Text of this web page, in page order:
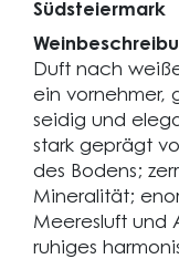
Südsteiermark
Duft nach
ein vornehmer,
seidig und
stark geprägt
des Bodens;
Mineralität;
Meeresluft und
ruhiges